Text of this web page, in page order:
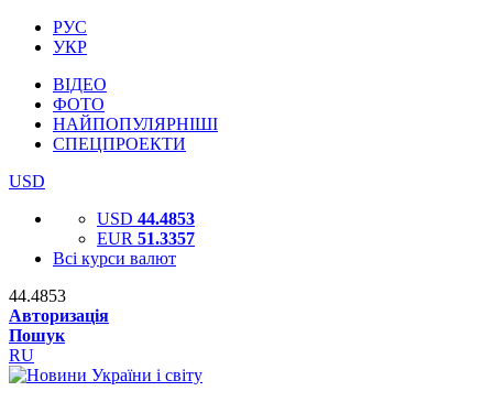
РУС
УКР
ВІДЕО
ФОТО
НАЙПОПУЛЯРНІШІ
СПЕЦПРОЕКТИ
USD
USD 44.4853
EUR 51.3357
Всі курси валют
44.4853
Авторизація
Пошук
RU